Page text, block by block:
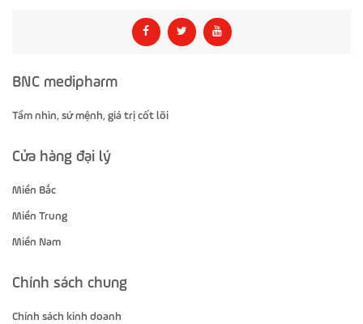
BNC medipharm
Tầm nhìn, sứ mệnh, giá trị cốt lõi
Cửa hàng đại lý
Miền Bắc
Miền Trung
Miền Nam
Chính sách chung
Chính sách kinh doanh